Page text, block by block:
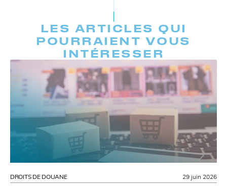
LES ARTICLES QUI
POURRAIENT VOUS
INTÉRESSER
DROITS DE DOUANE 29 juin 2026